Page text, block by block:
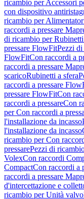
ricambio per Accessori
con dispositivo
ricambio per
raccordi a pressare
di ricambio per
pressare FlowFitPezzi di
FlowFitCon raccordi a
raccordi a pressare
scaricoRubinetti a sfera
raccordi a pressare
pressare FlowFitCon
raccordi a pressareCon
per Con raccordi a
l'installazione da incasso
l'installazione da incasso
ricambio per Con
pressarePezzi di
VolexCon raccordi
CompactCon raccordi a
raccordi a pressare
d'intercettazione e
ricambio per Unità